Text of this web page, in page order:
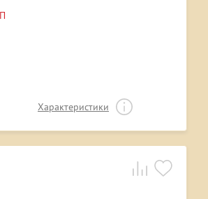
Характеристики